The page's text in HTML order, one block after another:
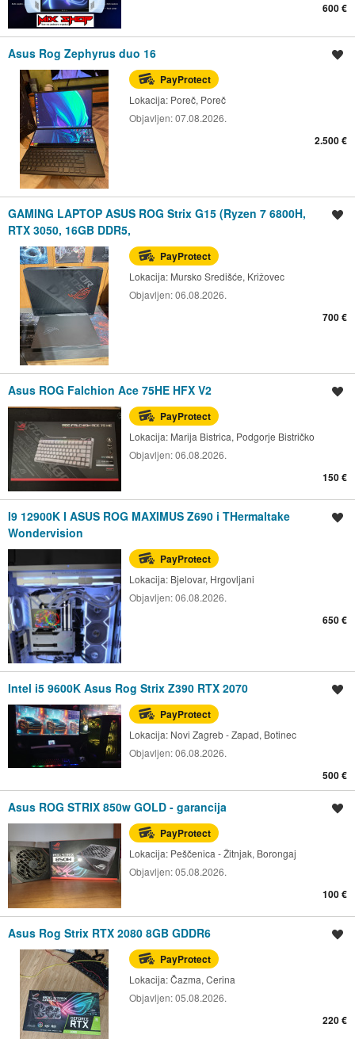
600 €
Asus Rog Zephyrus duo 16
PayProtect
Lokacija: Poreč, Poreč
Objavljen:07.08.2026.
2.500 €
GAMING LAPTOP ASUS ROG Strix G15 (Ryzen 7 6800H,
RTX 3050, 16GB DDR5,
PayProtect
Lokacija: Mursko Središće, Križovec
Objavljen:06.08.2026.
700 €
Asus ROG Falchion Ace 75HE HFX V2
PayProtect
Lokacija: Marija Bistrica, Podgorje Bistričko
Objavljen:06.08.2026.
150 €
I9 12900K I ASUS ROG MAXIMUS Z690 i THermaltake
Wondervision
PayProtect
Lokacija: Bjelovar, Hrgovljani
Objavljen:06.08.2026.
650 €
Intel i5 9600K Asus Rog Strix Z390 RTX 2070
PayProtect
Lokacija: Novi Zagreb - Zapad, Botinec
Objavljen:06.08.2026.
500 €
Asus ROG STRIX 850w GOLD - garancija
PayProtect
Lokacija: Peščenica - Žitnjak, Borongaj
Objavljen:05.08.2026.
100 €
Asus Rog Strix RTX 2080 8GB GDDR6
PayProtect
Lokacija:Čazma, Cerina
Objavljen:05.08.2026.
220 €